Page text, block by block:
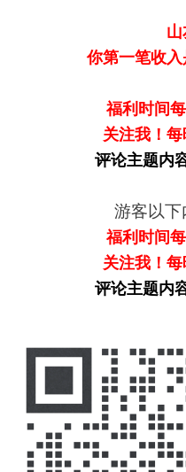
山
你第一笔收入
福利时间
关注我！每
评论主题内
游客以
福利时间
关注我！每
评论主题内